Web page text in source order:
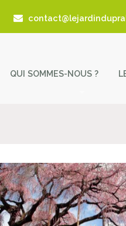
QUI SOMMES-NOUS ?
Actualités
Revue de presse
Coup de Coeur – Liens